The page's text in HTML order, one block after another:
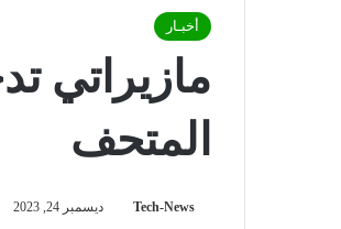
أخبـار
مازيراتي
المتحف
Tech-News ديسمبر 24, 2023